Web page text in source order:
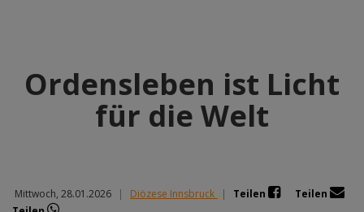
Ordensleben ist Licht
für die Welt
Mittwoch, 28.01.2026 | Diözese Innsbruck | Teilen
Teilen